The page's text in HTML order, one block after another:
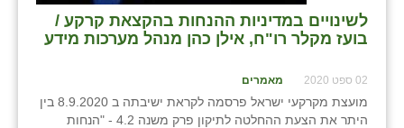
לשינויים במדיניות ההנחות בהקצאת קרקע /
בועז מקלר רו"ח, אילן כהן מנהל מערכות מידע
02 ספט 2020 מאמרים
מועצת מקרקעי ישראל פרסמה לקראת ישיבתה ב 8.9.2020 בין
היתר את הצעת ההחלטה לתיקון פרק משנה 4.2 - "הנחות
בוסתן הגליל